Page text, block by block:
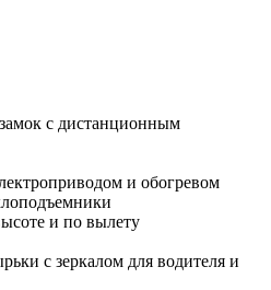
с дистанционным
и обогревом
и по вылету
с зеркалом для водителя и